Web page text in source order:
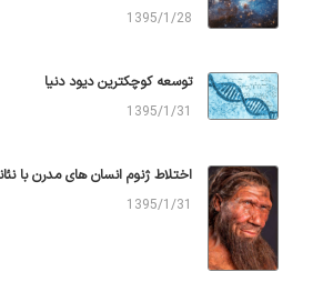
1395/1/28
توسعه کوچکترین دیود دنیا
1395/1/31
اختلاط ژنوم انسان های مدرن با
1395/1/31